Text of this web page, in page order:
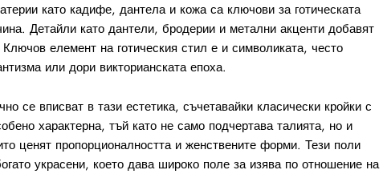
като кадифе, дантела и кожа са ключови за готическата
Детайли като дантели, бродерии и метални акценти добавят
елемент на готическия стил е и символиката, често
или дори викторианската епоха.
се вписват в тази естетика, съчетавайки класически кройки с
характерна, тъй като не само подчертава талията, но и
ценят пропорционалността и женствените форми. Тези поли
украсени, което дава широко поле за изява по отношение на